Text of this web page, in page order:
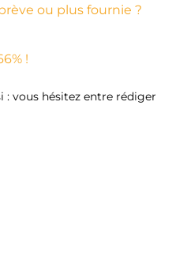
ou plus fournie ?
!
: vous hésitez entre rédiger